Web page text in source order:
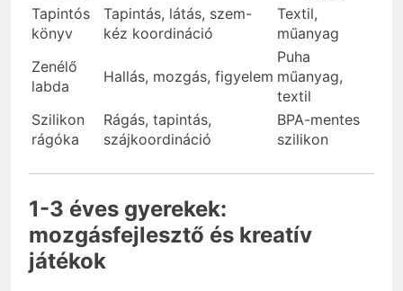
Tapintós
könyv
Tapintás, látás, szem-
kéz koordináció
Textil,
műanyag
Zenélő
labda
Hallás, mozgás, figyelem
Puha
műanyag,
textil
Szilikon
rágóka
Rágás, tapintás,
szájkoordináció
BPA-mentes
szilikon
1-3 éves gyerekek:
mozgásfejlesztő és kreatív
játékok